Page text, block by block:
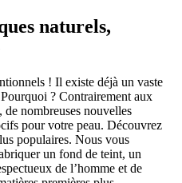
naturels,
! Il existe déjà un vaste
? Contrairement aux
de nombreuses nouvelles
pour votre peau. Découvrez
populaires. Nous vous
un fond de teint, un
de l’homme et de